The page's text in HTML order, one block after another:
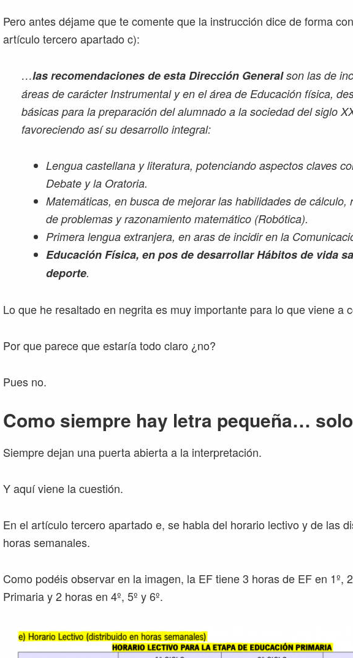
Pero antes déjame que te comente que la instrucción dice de forma
artículo tercero apartado c):
…las recomendaciones de esta Dirección Generalson las de
áreas de carácter Instrumental y en el área de Educación física,
básicas para la preparación del alumnado a la sociedad del siglo
favoreciendo así su desarrollo integral:
Lengua castellana y literatura, potenciando aspectos claves
Debate y la Oratoria.
Matemáticas, en busca de mejorar las habilidades de cálculo,
de problemas y razonamiento matemático (Robótica).
Primera lengua extranjera, en aras de incidir en la
Educación Física, en pos de desarrollar Hábitos de vida
deporte.
Lo que he resaltado en negrita es muy importante para lo que viene a
Por que parece que estaría todo claro ¿no?
Pues no.
Como siempre hay letra pequeña…
Siempre dejan una puerta abierta a la interpretación.
Y aquí viene la cuestión.
En el artículo tercero apartado e, se habla del horario lectivo y de las
horas semanales.
Como podéis observar en la imagen, la EF tiene 3 horas de EF en 1º,
Primaria y 2 horas en 4º, 5º y 6º.